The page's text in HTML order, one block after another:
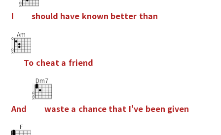
I should have known better than
Am
To cheat a friend
And
Dm7
waste a chance that I've been given
F